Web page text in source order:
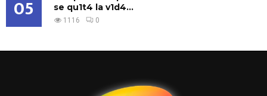
05
se qu1t4 la v1d4...
1116 0